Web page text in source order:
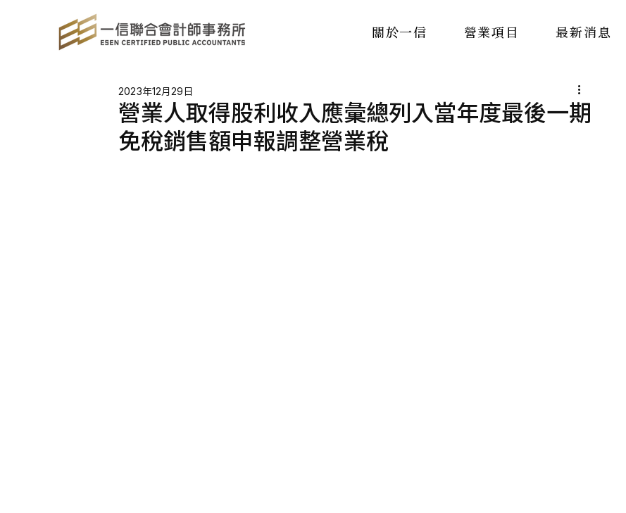
關於一信 營業項目 最新消息
營業人取得股利收入應彙總列入當年度最後一期
免稅銷售額申報調整營業稅
2023年12月29日